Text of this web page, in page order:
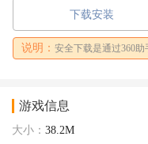
下载安装
说明： 安全下载是通过360助
游戏信息
大小： 38.2M